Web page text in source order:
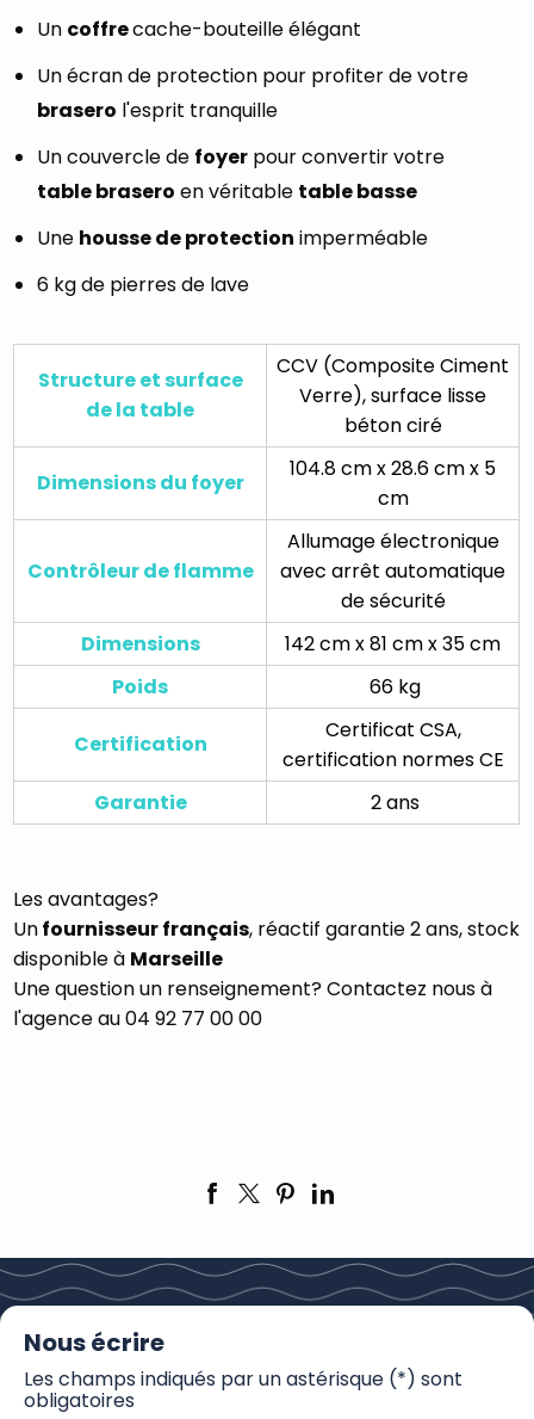
Un coffrecache-bouteille élégant
Un écran de protection pour profiter de votre
brasero l'esprit tranquille
Un couvercle de foyer pour convertir votre
table brasero en véritable table basse
Une housse de protection imperméable
6 kg de pierres de lave
Structure et surface
de la table
CCV (Composite Ciment
Verre), surface lisse
béton ciré
Dimensions du foyer
104.8 cm x 28.6 cm x 5
cm
Contrôleur de flamme
Allumage électronique
avec arrêt automatique
de sécurité
Dimensions
142 cm x 81 cm x 35 cm
Poids
66 kg
Certification
Certificat CSA,
certification normes CE
Garantie
2 ans
Les avantages?
Unfournisseur français, réactif garantie 2 ans, stock
disponible à Marseille
Une question un renseignement? Contactez nous à
l'agence au 04 92 77 00 00
Nous écrire
Les champs indiqués par un astérisque (*) sont
obligatoires